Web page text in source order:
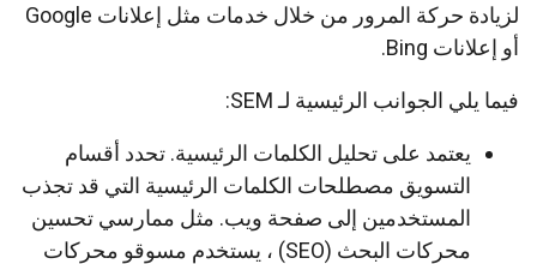
لزيادة حركة المرور من خلال خدمات مثل إعلانات Google
أو إعلانات Bing.
فيما يلي الجوانب الرئيسية لـ SEM:
يعتمد على تحليل الكلمات الرئيسية. تحدد أقسام
التسويق مصطلحات الكلمات الرئيسية التي قد تجذب
المستخدمين إلى صفحة ويب. مثل ممارسي تحسين
محركات البحث (SEO) ، يستخدم مسوقو محركات